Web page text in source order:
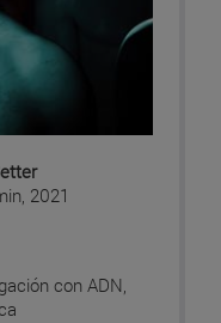
2021
con ADN,